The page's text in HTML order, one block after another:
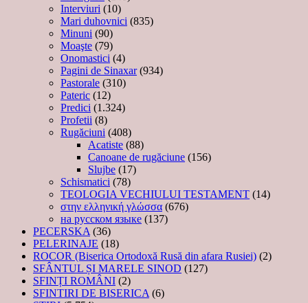
Interviuri (10)
Mari duhovnici (835)
Minuni (90)
Moaşte (79)
Onomastici (4)
Pagini de Sinaxar(934)
Pastorale (310)
Pateric (12)
Predici (1.324)
Profetii (8)
Rugăciuni (408)
Acatiste (88)
Canoane de rugăciune (156)
Slujbe (17)
Schismatici (78)
TEOLOGIA VECHIULUI TESTAMENT (14)
στην ελληνική γλώσσα (676)
на русском языке (137)
PECERSKA (36)
PELERINAJE (18)
ROCOR (Biserica Ortodoxă Rusă din afara Rusiei) (2)
SFÂNTUL ȘI MARELE SINOD (127)
SFINȚI ROMÂNI (2)
SFINTIRI DE BISERICA (6)